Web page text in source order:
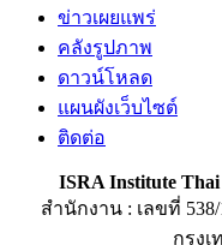
ข่าวเผยแพร่
คลังรูปภาพ
ดาวน์โหลด
แผนผังเว็บไซต์
ติดต่อ
ISRA Institute Thai
สำนักงาน : เลขที่
กรุงเ